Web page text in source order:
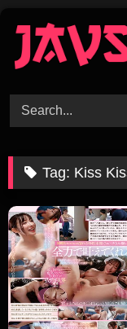
Content
Tag: Kiss